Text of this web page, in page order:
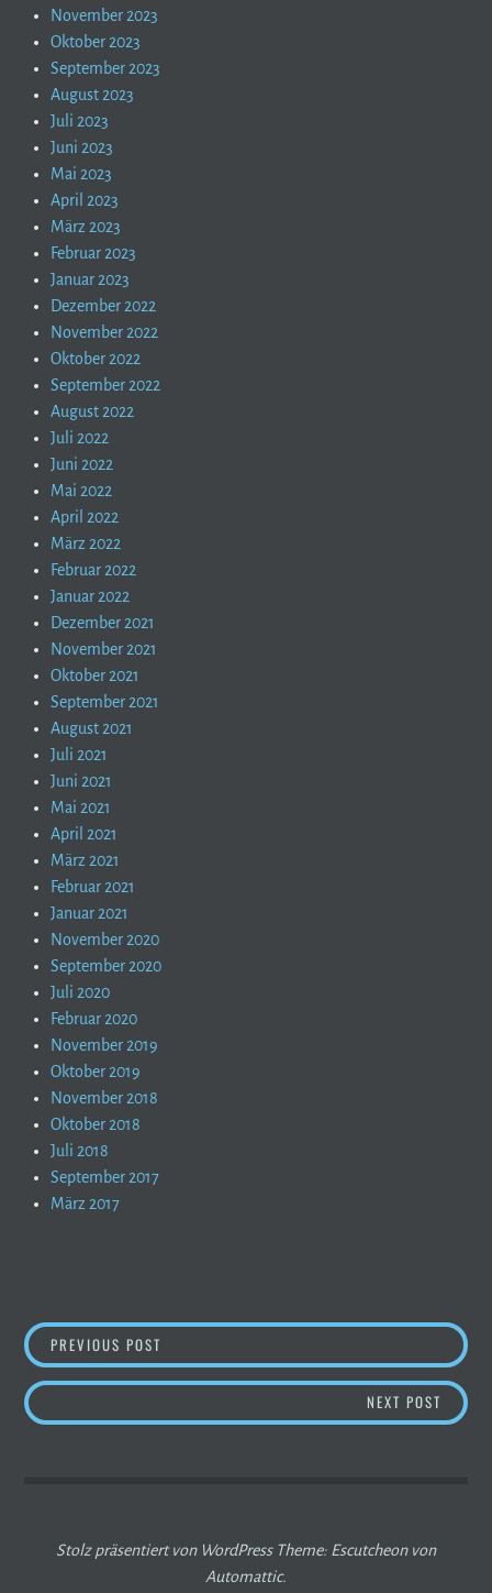
November 2023
Oktober 2023
September 2023
August 2023
Juli 2023
Juni 2023
Mai 2023
April 2023
März 2023
Februar 2023
Januar 2023
Dezember 2022
November 2022
Oktober 2022
September 2022
August 2022
Juli 2022
Juni 2022
Mai 2022
April 2022
März 2022
Februar 2022
Januar 2022
Dezember 2021
November 2021
Oktober 2021
September 2021
August 2021
Juli 2021
Juni 2021
Mai 2021
April 2021
März 2021
Februar 2021
Januar 2021
November 2020
September 2020
Juli 2020
Februar 2020
November 2019
Oktober 2019
November 2018
Oktober 2018
Juli 2018
September 2017
März 2017
BEITRAGSNAVIGATION
PREVIOUS POST
NEXT POST
Stolz präsentiert von WordPress Theme: Escutcheon von
Automattic.